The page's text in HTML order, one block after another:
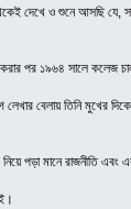
ও শুনে আসছি যে,
পর ১৯৬৪ সালে কলেজ
বেলায় তিনি মুখের
নিয়ে পড়া মানে রাজনীতি